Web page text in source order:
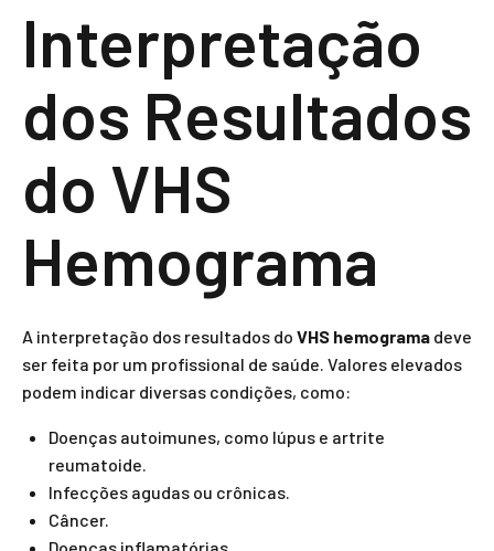
Interpretação
dos Resultados
do VHS
Hemograma
A interpretação dos resultados do VHS hemograma deve
ser feita por um profissional de saúde. Valores elevados
podem indicar diversas condições, como:
Doenças autoimunes, como lúpus e artrite
reumatoide.
Infecções agudas ou crônicas.
Câncer.